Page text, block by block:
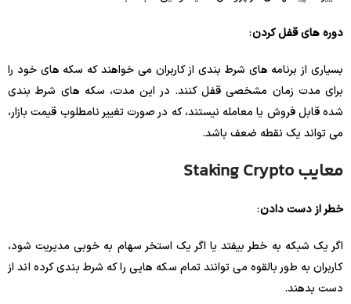
دوره های قفل کردن:
بسیاری از برنامه های شرط بندی از کاربران می خواهند که سکه های خود را
برای مدت زمان مشخصی قفل کنند. در این مدت، سکه های شرط بندی
شده قابل فروش یا معامله نیستند، که در صورت تغییر نامطلوب قیمت بازار،
می تواند یک نقطه ضعف باشد.
معایب Staking Crypto
خطر از دست دادن:
اگر یک شبکه به خطر بیفتد یا اگر یک استخر سهام به خوبی مدیریت شود،
کاربران به طور بالقوه می توانند تمام سکه هایی را که شرط بندی کرده اند از
دست بدهند.